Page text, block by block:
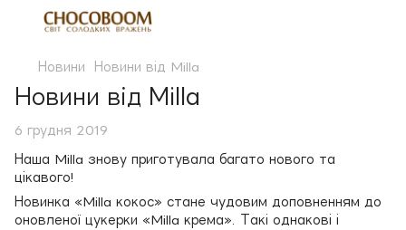
Новини Новини від Milla
Новини від Milla
6 грудня 2019
Наша Milla знову приготувала багато нового та
цікавого!
Новинка «Milla кокос» стане чудовим доповненням до
оновленої цукерки «Milla крема». Такі однакові і